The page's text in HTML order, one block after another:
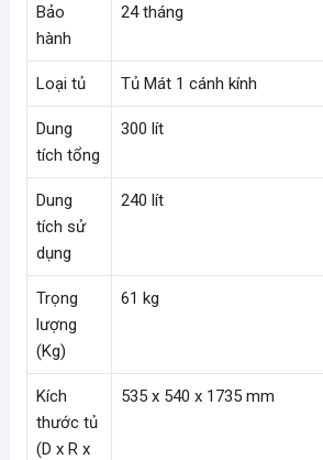
Bảo
hành
24 tháng
Loại tủ Tủ Mát 1 cánh kính
Dung
tích tổng
300 lít
Dung
tích sử
dụng
240 lít
Trọng
lượng
(Kg)
61 kg
Kích
thước tủ
(D x R x
535 x 540 x 1735 mm